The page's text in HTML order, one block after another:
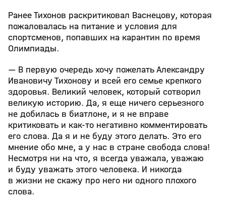
Ранее Тихонов раскритиковал Васнецову, которая
пожаловалась на питание и условия для
спортсменов, попавших на карантин по время
Олимпиады.
— В первую очередь хочу пожелать Александру
Ивановичу Тихонову и всей его семье крепкого
здоровья. Великий человек, который сотворил
великую историю. Да, я еще ничего серьезного
не добилась в биатлоне, и я не вправе
критиковать и как-то негативно комментировать
его слова. Да я и не буду этого делать. Это его
мнение обо мне, а у нас в стране свобода слова!
Несмотря ни на что, я всегда уважала, уважаю
и буду уважать этого человека. И никогда
в жизни не скажу про него ни одного плохого
слова.